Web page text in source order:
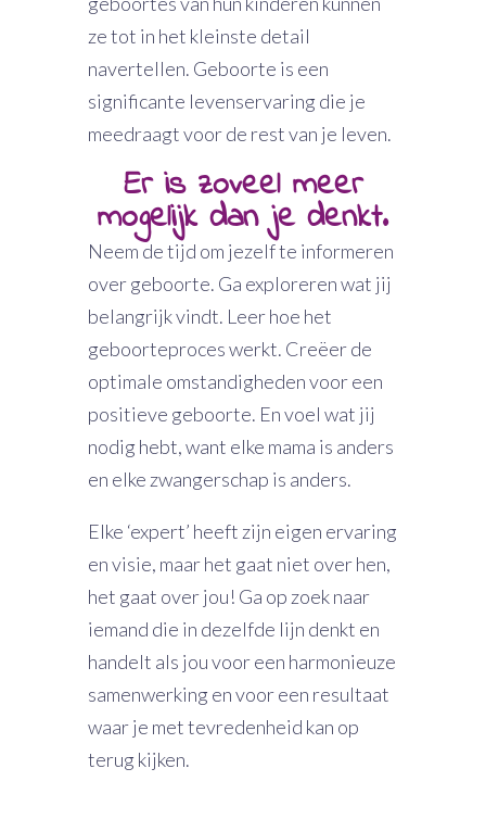
ze tot in het kleinste detail
navertellen. Geboorte is een
significante levenservaring die je
meedraagt voor de rest van je leven.
Er is zoveel meer
mogelijk dan je denkt.
Neem de tijd om jezelf te informeren
over geboorte. Ga exploreren wat jij
belangrijk vindt. Leer hoe het
geboorteproces werkt. Creëer de
optimale omstandigheden voor een
positieve geboorte. En voel wat jij
nodig hebt, want elke mama is anders
en elke zwangerschap is anders.
Elke ‘expert’ heeft zijn eigen ervaring
en visie, maar het gaat niet over hen,
het gaat over jou! Ga op zoek naar
iemand die in dezelfde lijn denkt en
handelt als jou voor een harmonieuze
samenwerking en voor een resultaat
waar je met tevredenheid kan op
terug kijken.